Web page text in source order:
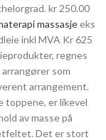
kr 250.00
massasjeeks
inkl MVA Kr 625
regnes
som
arrangement.
toppene, er likevel
av masse på
Det er stort